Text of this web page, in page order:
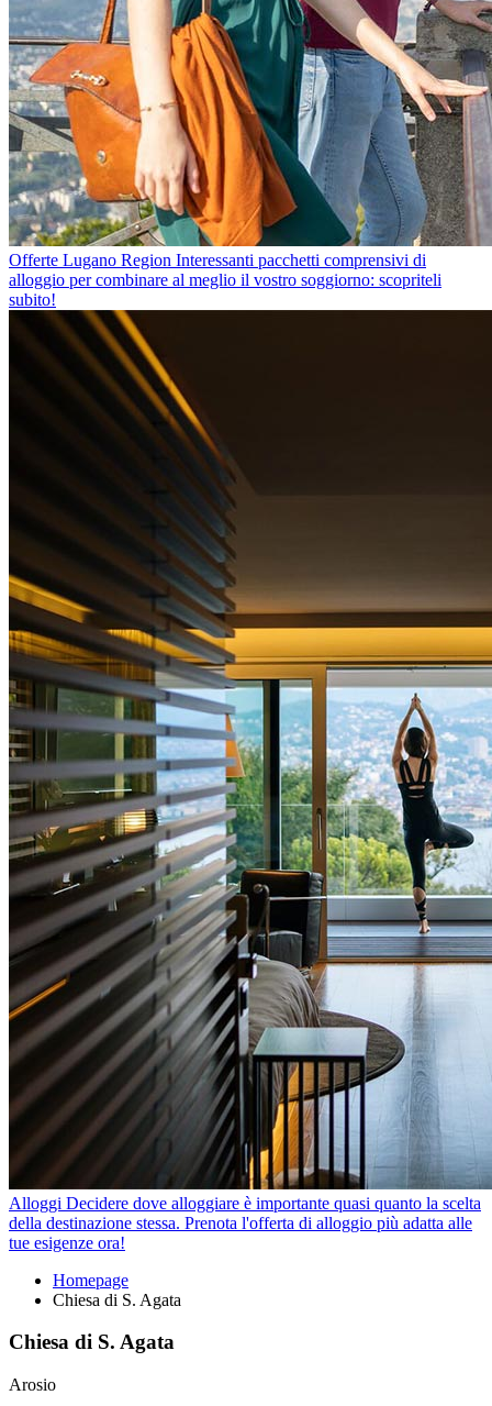
Offerte Lugano Region Interessanti pacchetti comprensivi di
alloggio per combinare al meglio il vostro soggiorno: scopriteli
subito!
Alloggi Decidere dove alloggiare è importante quasi quanto la scelta
della destinazione stessa. Prenota l'offerta di alloggio più adatta alle
tue esigenze ora!
Homepage
Chiesa di S. Agata
Chiesa di S. Agata
Arosio